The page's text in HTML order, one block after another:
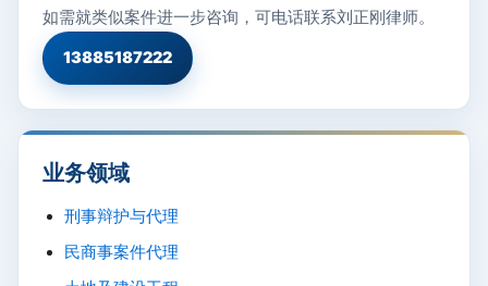
如需就类似案件进一步咨询，可电话联系刘正刚律师。
13885187222
业务领域
刑事辩护与代理
民商事案件代理